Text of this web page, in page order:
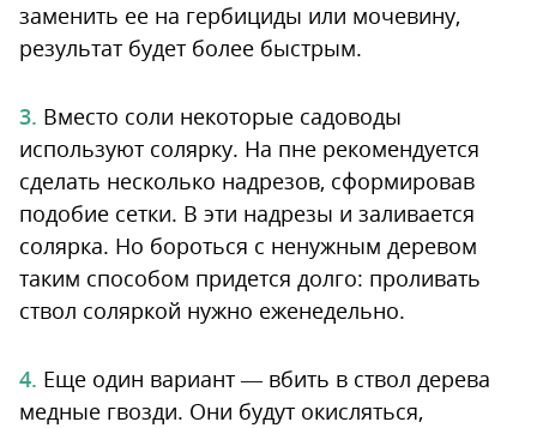
заменить ее на гербициды или мочевину,
результат будет более быстрым.
Вместо соли некоторые садоводы
используют солярку. На пне рекомендуется
сделать несколько надрезов, сформировав
подобие сетки. В эти надрезы и заливается
солярка. Но бороться с ненужным деревом
таким способом придется долго: проливать
ствол соляркой нужно еженедельно.
Еще один вариант — вбить в ствол дерева
медные гвозди. Они будут окисляться,